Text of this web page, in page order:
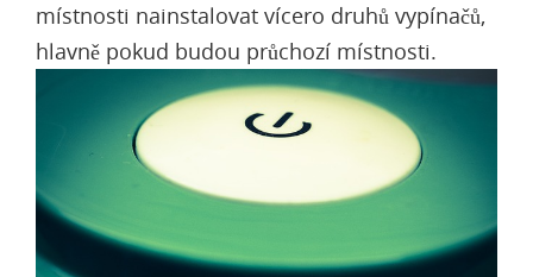
místnosti nainstalovat vícero druhů vypínačů,
hlavně pokud budou průchozí místnosti.